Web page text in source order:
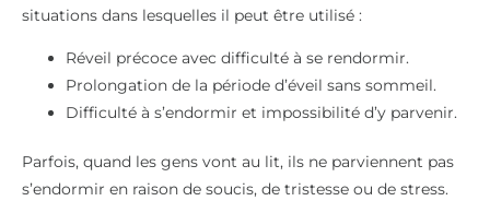
situations dans lesquelles il peut être utilisé :
Réveil précoce avec difficulté à se rendormir.
Prolongation de la période d’éveil sans sommeil.
Difficulté à s’endormir et impossibilité d’y parvenir.
Parfois, quand les gens vont au lit, ils ne parviennent pas
s’endormir en raison de soucis, de tristesse ou de stress.